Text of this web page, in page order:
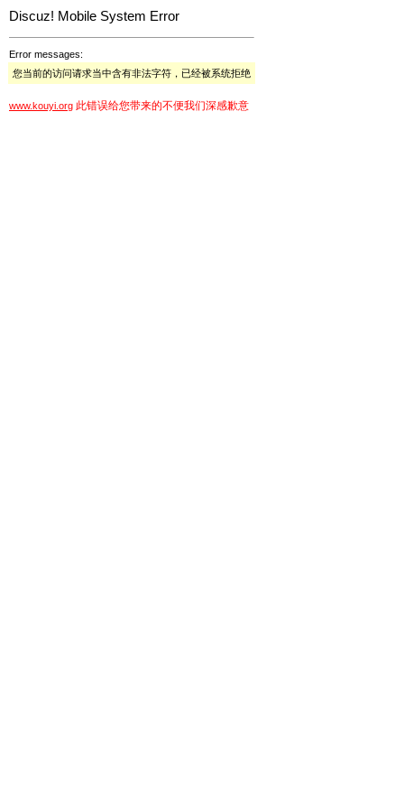
Discuz! Mobile System Error
Error messages:
您当前的访问请求当中含有非法字符，已经被系统拒绝
www.kouyi.org 此错误给您带来的不便我们深感歉意